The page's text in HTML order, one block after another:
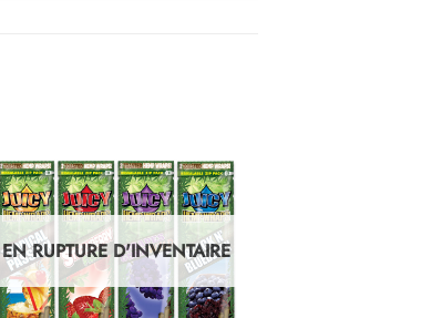
EN RUPTURE D'INVENTAIRE